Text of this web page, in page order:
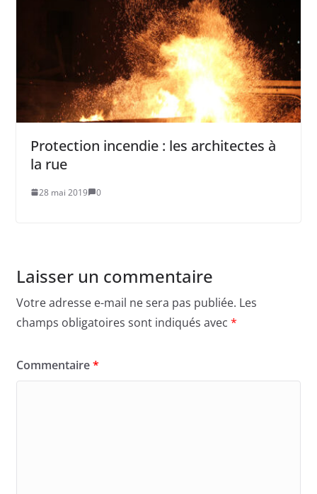
Protection incendie : les architectes à
la rue
28 mai 2019 0
Laisser un commentaire
Votre adresse e-mail ne sera pas publiée. Les
champs obligatoires sont indiqués avec *
Commentaire*